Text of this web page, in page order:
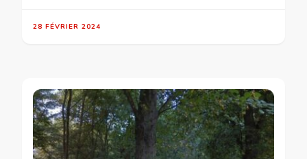
28 FÉVRIER 2024